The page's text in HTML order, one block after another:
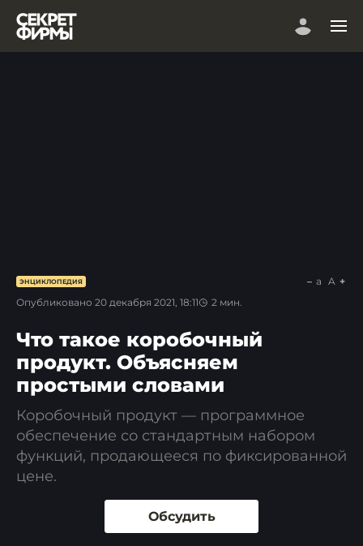
ЭНЦИКЛОПЕДИЯ
Опубликовано 20 декабря 2021, 18:11 2 мин.
a A
Что такое коробочный
продукт. Объясняем
простыми словами
Коробочный продукт — программное
обеспечение со стандартным набором
функций, продающееся по фиксированной
цене.
Обсудить